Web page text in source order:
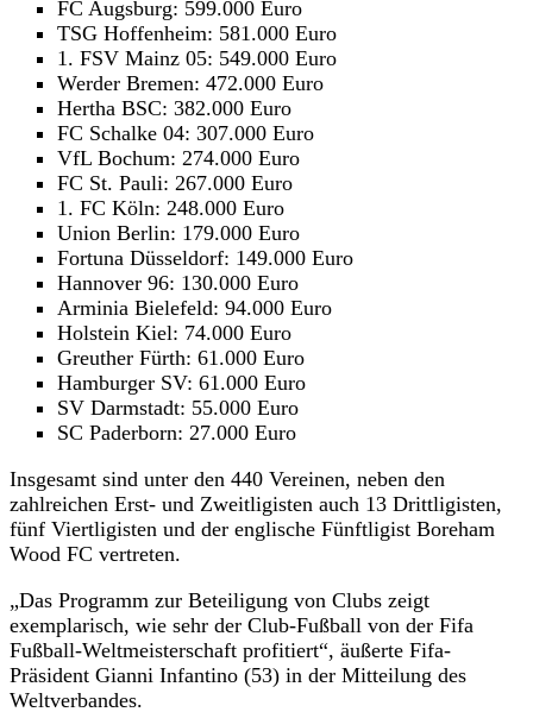
FC Augsburg: 599.000 Euro
TSG Hoffenheim: 581.000 Euro
1. FSV Mainz 05: 549.000 Euro
Werder Bremen: 472.000 Euro
Hertha BSC: 382.000 Euro
FC Schalke 04: 307.000 Euro
VfL Bochum: 274.000 Euro
FC St. Pauli: 267.000 Euro
1. FC Köln: 248.000 Euro
Union Berlin: 179.000 Euro
Fortuna Düsseldorf: 149.000 Euro
Hannover 96: 130.000 Euro
Arminia Bielefeld: 94.000 Euro
Holstein Kiel: 74.000 Euro
Greuther Fürth: 61.000 Euro
Hamburger SV: 61.000 Euro
SV Darmstadt: 55.000 Euro
SC Paderborn: 27.000 Euro
Insgesamt sind unter den 440 Vereinen, neben den
zahlreichen Erst- und Zweitligisten auch 13 Drittligisten,
fünf Viertligisten und der englische Fünftligist Boreham
Wood FC vertreten.
„Das Programm zur Beteiligung von Clubs zeigt
exemplarisch, wie sehr der Club-Fußball von der Fifa
Fußball-Weltmeisterschaft profitiert“, äußerte Fifa-
Präsident Gianni Infantino (53) in der Mitteilung des
Weltverbandes.